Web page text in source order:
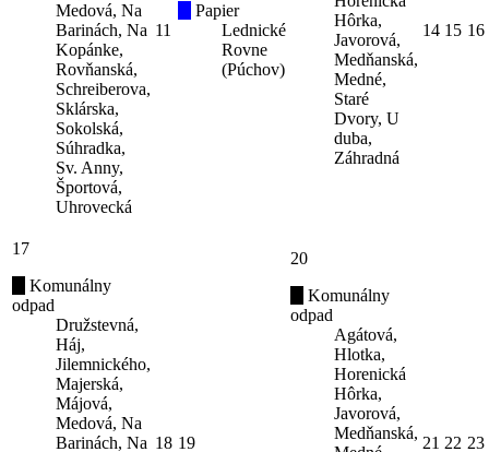
Medová, Na
Barinách, Na
Kopánke,
Rovňanská,
Schreiberova,
Sklárska,
Sokolská,
Súhradka,
Sv. Anny,
Športová,
Uhrovecká
11
Papier
Lednické
Rovne
(Púchov)
Hôrka,
Javorová,
Medňanská,
Medné,
Staré
Dvory, U
duba,
Záhradná
14 15 16
17
Komunálny
odpad
Družstevná,
Háj,
Jilemnického,
Majerská,
Májová,
Medová, Na
Barinách, Na 18 19
20
Komunálny
odpad
Agátová,
Hlotka,
Horenická
Hôrka,
Javorová,
Medňanská,
21 22 23